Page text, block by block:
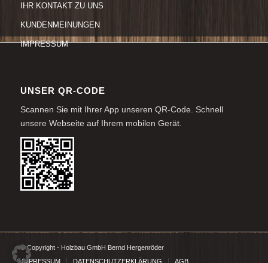
IHR KONTAKT ZU UNS
KUNDENMEINUNGEN
IMPRESSUM
UNSER QR-CODE
Scannen Sie mit Ihrer App unseren QR-Code. Schnell
unsere Webseite auf Ihrem mobilen Gerät.
© Copyright - Holzbau GmbH Bernd Hergenröder
IMPRESSUM
DATENSCHUTZERKLÄRUNG AGB